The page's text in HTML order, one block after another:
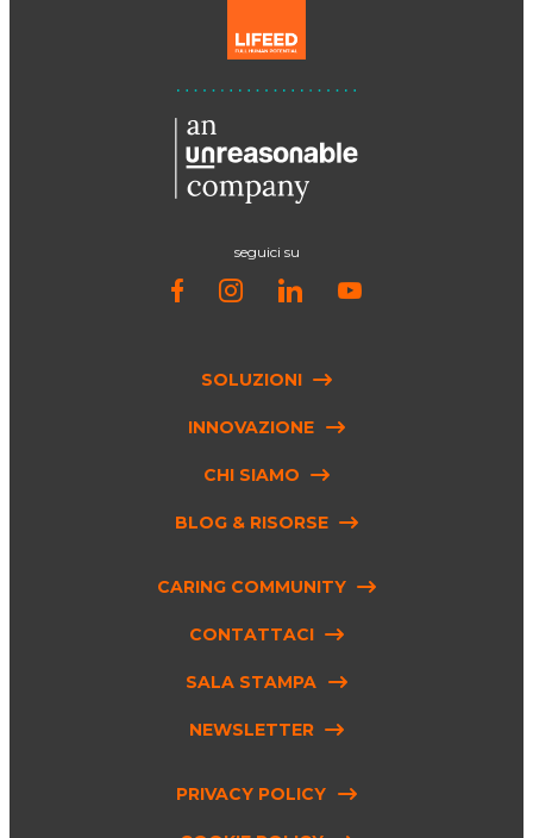
seguici su
SOLUZIONI
INNOVAZIONE
CHI SIAMO
BLOG & RISORSE
CARING COMMUNITY
CONTATTACI
SALA STAMPA
NEWSLETTER
PRIVACY POLICY